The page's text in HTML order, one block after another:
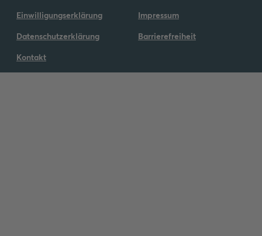
Einwilligungserklärung
Impressum
Datenschutzerklärung
Barrierefreiheit
Kontakt